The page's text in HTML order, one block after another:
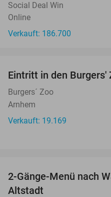
Social Deal Win
Online
Verkauft: 186.700
Eintritt in den Burgers'
Burgers´ Zoo
Arnhem
Verkauft: 19.169
2-Gänge-Menü nach
Altstadt